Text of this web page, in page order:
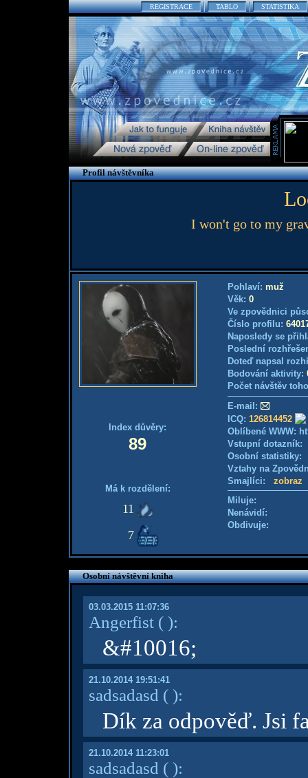
REGISTRACE TABLO STATISTIKA
Profil návštěvníka
I won't go to my
Index důvěry:
89
Má k rozdělení:
11
7
Pohlaví: muž
Věk: 0
Ve zpovědnici
Číslo profilu:
Naposledy se
Poslední
Doteď napsal
Bodování aktivity:
Počet návštěv
E-mail:
ICQ: 126814452
Oblíbené WWW:
Vstupní
Osobní
Vztahy na
Smajlíci: zobraz
Miluje:
Nenávidí:
Obdivuje:
Osobní návštěvní kniha
03.03.2015 11:07:36
Angerfist( ):
&#10016;
21.10.2014 19:51:41
sadsadasd ( ):
Dík za odpověď. Jsi
21.10.2014 11:23:01
sadsadasd ( ):